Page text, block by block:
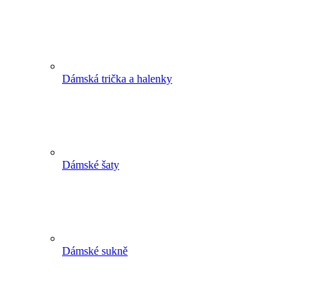
Dámská trička a halenky
Dámské šaty
Dámské sukně